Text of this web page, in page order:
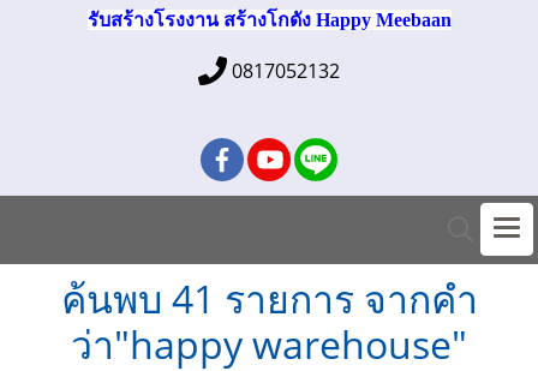
รับสร้างโรงงาน สร้างโกดัง Happy Meebaan
0817052132
ค้นพบ 41 รายการ จากคำ
ว่า"happy warehouse"